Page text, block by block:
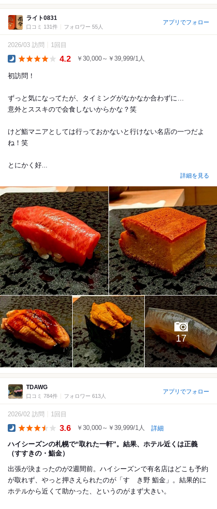
ライト0831
口コミ 131件 フォロワー 55人
アプリでフォロー
2026/03 訪問 1回目
4.2 ￥30,000～￥39,999/1人
初訪問！
ずっと気になってたが、タイミングがなかなか合わずに…
意外とススキので会食しないからかな？笑
けど鮨マニアとしては行っておかないと行けない名店の一つだよ
ね！笑
とにかく好...
詳細を見る
17
TDAWG
口コミ 784件 フォロワー 613人
アプリでフォロー
2026/02 訪問 1回目
3.6 ￥30,000～￥39,999/1人 詳細
ハイシーズンの札幌で“取れた一軒”。結果、ホテル近くは正義
（すすきの・鮨金）
出張が決まったのが2週間前。ハイシーズンで有名店はどこも予約
が取れず、やっと押さえられたのが「すゝき野 鮨金」。結果的に
ホテルから近くて助かった、というのがまず大きい。